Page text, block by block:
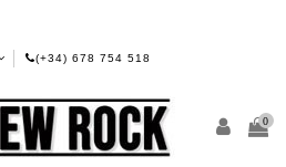
(+34) 678 754 518
0